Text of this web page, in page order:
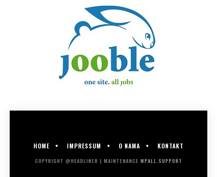
HOME IMPRESSUM O NAMA KONTAKT
COPYRIGHT @HEADLINER | MAINTENANCE WPALL.SUPPORT